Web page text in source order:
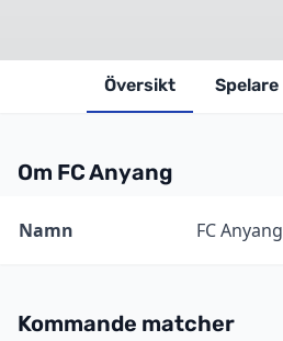
Översikt Spelare
Om FC Anyang
Information
Namn FC Anyang
Kommande matcher